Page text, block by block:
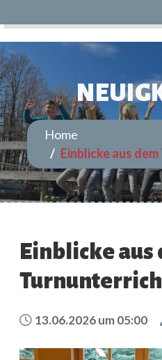
Home
Einblicke aus
Einblicke aus
13.06.2026 um 05:00